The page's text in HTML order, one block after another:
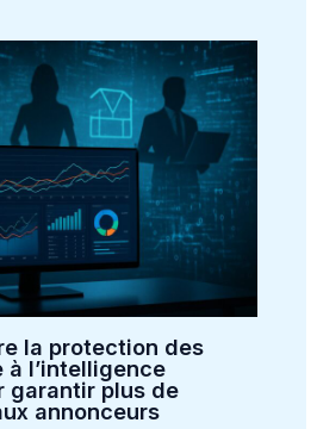
la protection des
à l’intelligence
garantir plus de
annonceurs